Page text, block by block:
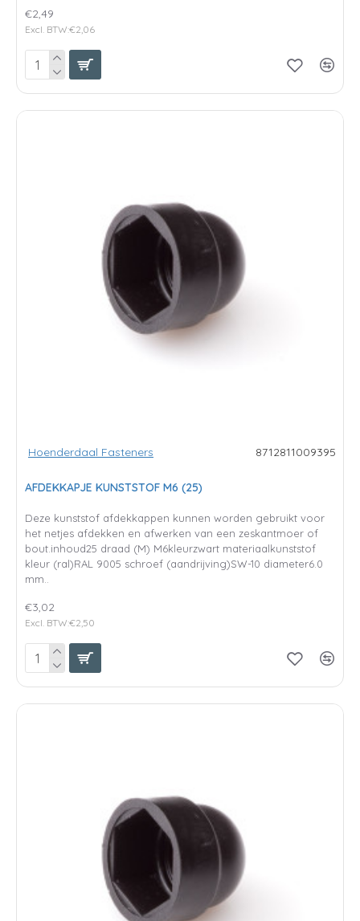
€2,49
Excl. BTW:€2,06
Hoenderdaal Fasteners 8712811009395
AFDEKKAPJE KUNSTSTOF M6 (25)
Deze kunststof afdekkappen kunnen worden gebruikt voor
het netjes afdekken en afwerken van een zeskantmoer of
bout.inhoud25 draad (M) M6kleurzwart materiaalkunststof
kleur (ral)RAL 9005 schroef (aandrijving)SW-10 diameter6.0
mm..
€3,02
Excl. BTW:€2,50